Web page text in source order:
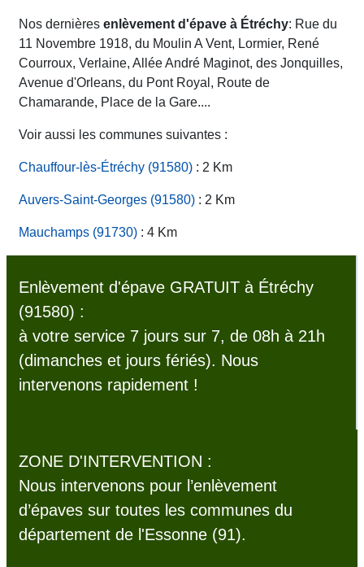
Nos dernières enlèvement d'épave à Étréchy: Rue du
11 Novembre 1918, du Moulin A Vent, Lormier, René
Courroux, Verlaine, Allée André Maginot, des Jonquilles,
Avenue d'Orleans, du Pont Royal, Route de
Chamarande, Place de la Gare....
Voir aussi les communes suivantes :
Chauffour-lès-Étréchy (91580) : 2 Km
Auvers-Saint-Georges (91580) : 2 Km
Mauchamps (91730) : 4 Km
Enlèvement d'épave GRATUIT à Étréchy
(91580) :
à votre service 7 jours sur 7, de 08h à 21h
(dimanches et jours fériés). Nous
intervenons rapidement !
ZONE D'INTERVENTION :
Nous intervenons pour l’enlèvement
d’épaves sur toutes les communes du
département de l'Essonne (91).